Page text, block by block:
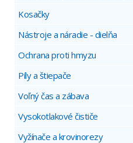
Kosačky
Nástroje a náradie - dielňa
Ochrana proti hmyzu
Píly a štiepače
Voľný čas a zábava
Vysokotlakové čističe
Vyžínače a krovinorezy